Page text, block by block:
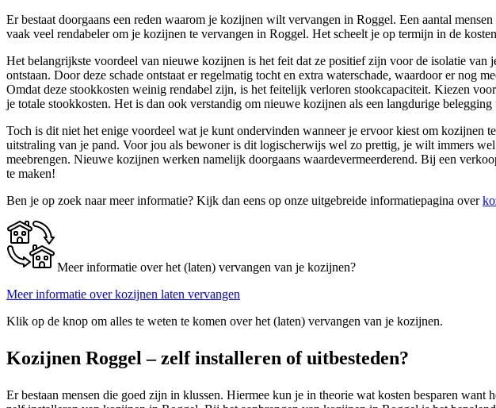
Er bestaat doorgaans een reden waarom je kozijnen wilt vervangen in Roggel. Een aantal
vaak veel rendabeler om je kozijnen te vervangen in Roggel. Het scheelt je op termijn in de
Het belangrijkste voordeel van nieuwe kozijnen is het feit dat ze positief zijn voor de isolatie
ontstaan. Door deze schade ontstaat er regelmatig tocht en extra waterschade, waardoor er
Omdat deze stookkosten weinig rendabel zijn, is het feitelijk verloren stookcapaciteit. Kiezen
je totale stookkosten. Het is dan ook verstandig om nieuwe kozijnen als een langdurige belegging
Toch is dit niet het enige voordeel wat je kunt ondervinden wanneer je ervoor kiest om
uitstraling van je pand. Voor jou als bewoner is dit logischerwijs wel zo prettig, je wilt immers
meebrengen. Nieuwe kozijnen werken namelijk doorgaans waardevermeerderend. Bij een
te maken!
Ben je op zoek naar meer informatie? Kijk dan eens op onze uitgebreide informatiepagina over
Meer informatie over het (laten) vervangen van je kozijnen?
Meer informatie over kozijnen laten vervangen
Klik op de knop om alles te weten te komen over het (laten) vervangen van je kozijnen.
Kozijnen Roggel – zelf installeren of uitbesteden?
Er bestaan mensen die goed zijn in klussen. Hiermee kun je in theorie wat kosten besparen